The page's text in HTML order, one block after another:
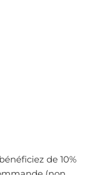
de 10%